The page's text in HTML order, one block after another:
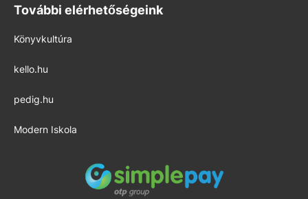
További elérhetőségeink
Könyvkultúra
kello.hu
pedig.hu
Modern Iskola